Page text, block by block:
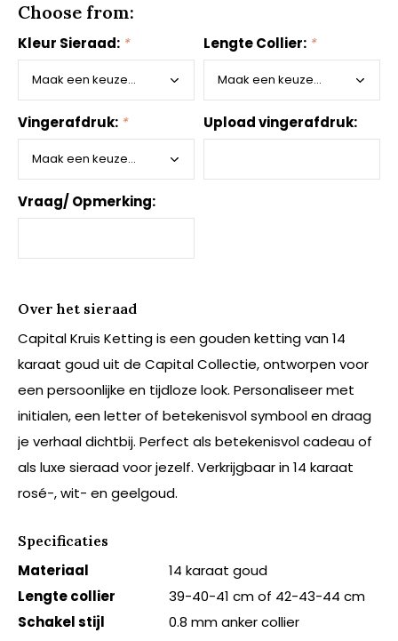
Choose from:
Kleur Sieraad: * Lengte Collier: *
Vingerafdruk: * Upload vingerafdruk:
Vraag/ Opmerking:
Over het sieraad
Capital Kruis Ketting is een gouden ketting van 14
karaat goud uit de Capital Collectie, ontworpen voor
een persoonlijke en tijdloze look. Personaliseer met
initialen, een letter of betekenisvol symbool en draag
je verhaal dichtbij. Perfect als betekenisvol cadeau of
als luxe sieraad voor jezelf. Verkrijgbaar in 14 karaat
rosé-, wit- en geelgoud.
Specificaties
Materiaal
14 karaat goud
Lengte collier
39-40-41 cm of 42-43-44 cm
Schakel stijl
0.8 mm anker collier